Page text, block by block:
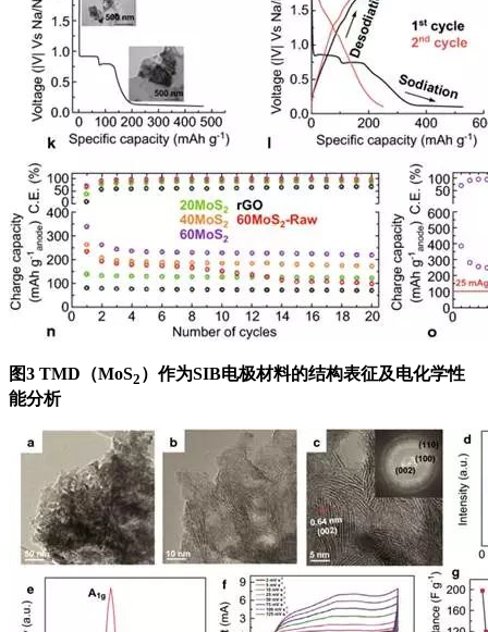
图3 TMD（MoS2 ）作为SIB电极材料的结构表征及电化学性
能分析